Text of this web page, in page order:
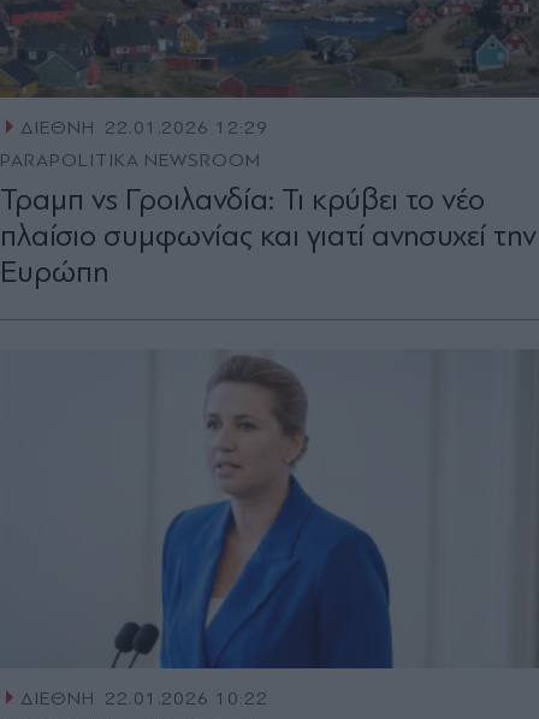
ΔΙΕΘΝΗ
22.01.2026 12:29
PARAPOLITIKA NEWSROOM
Τραμπ vs Γροιλανδία: Τι κρύβει το νέο
πλαίσιο συμφωνίας και γιατί ανησυχεί την
Ευρώπη
ΔΙΕΘΝΗ
22.01.2026 10:22